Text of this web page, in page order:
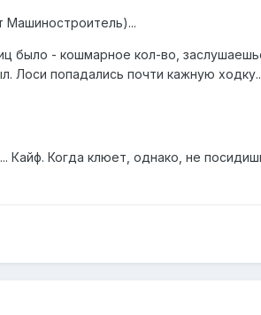
Машиностроитель)...
было - кошмарное кол-во,
Лоси попадались почти кажную
Кайф. Когда клюет, однако, не